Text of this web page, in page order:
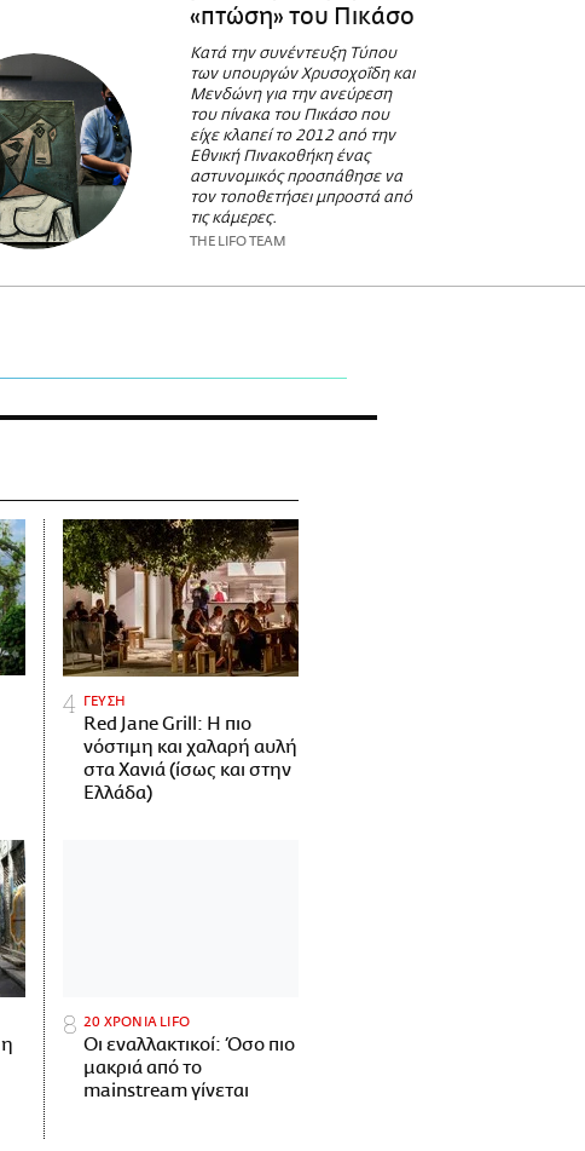
«πτώση» του Πικάσο
Κατά την συνέντευξη Τύπου
των υπουργών Χρυσοχοΐδη και
Μενδώνη για την ανεύρεση
του πίνακα του Πικάσο που
είχε κλαπεί το 2012 από την
Εθνική Πινακοθήκη ένας
αστυνομικός προσπάθησε να
τον τοποθετήσει μπροστά από
τις κάμερες.
THE LIFO TEAM
ΓΕΥΣΗ
Red Jane Grill: Η πιο
νόστιμη και χαλαρή αυλή
στα Χανιά (ίσως και στην
Ελλάδα)
20 ΧΡΟΝΙΑ LIFO
Οι εναλλακτικοί: Όσο πιο
μακριά από το
mainstream γίνεται